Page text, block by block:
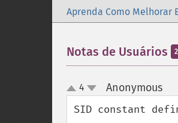
Aprenda Como Melhorar
Notas de Usuários
up
down
4 Anonymous¶
SID constant